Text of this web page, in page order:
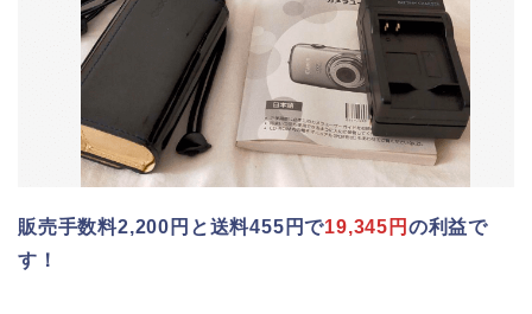
販売手数料2,200円と送料455円で19,345円 の利益で
す！